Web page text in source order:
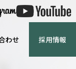
わせ 採用情報